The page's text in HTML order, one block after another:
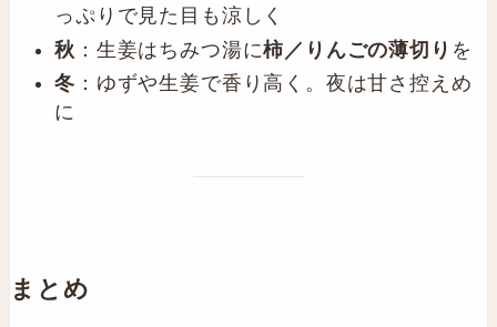
っぷりで見た目も涼しく
秋 ：生姜はちみつ湯に柿／りんごの薄切り を
冬 ：ゆずや生姜で香り高く。夜は甘さ控えめ
に
まとめ